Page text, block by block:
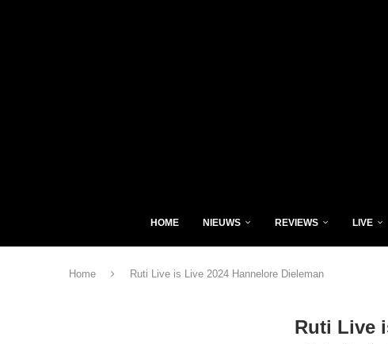
HOME NIEUWS REVIEWS LIVE
Home Ruti Live is Live 2024 Hannelore Dieleman
Ruti Live